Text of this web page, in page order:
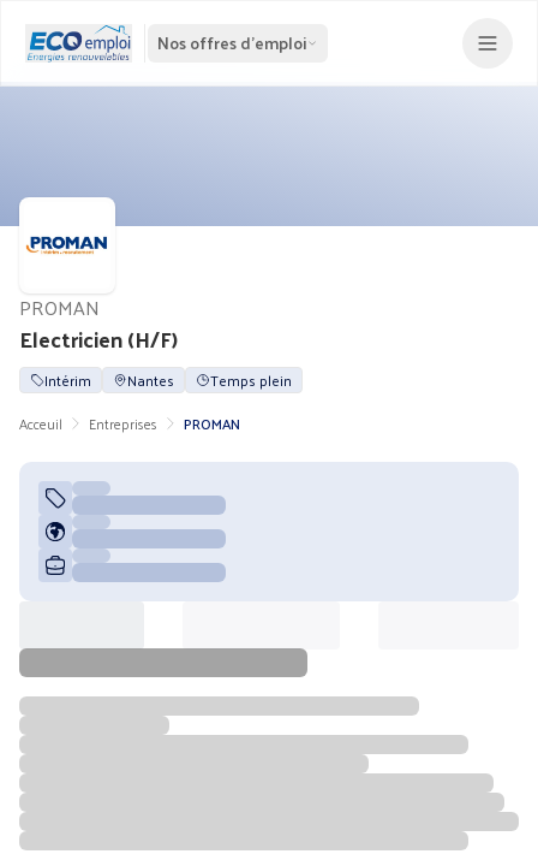
Nos offres d'emploi
Electricien (H/F)
PROMAN
Intérim Nantes
Temps plein
Acceuil
Entreprises PROMAN